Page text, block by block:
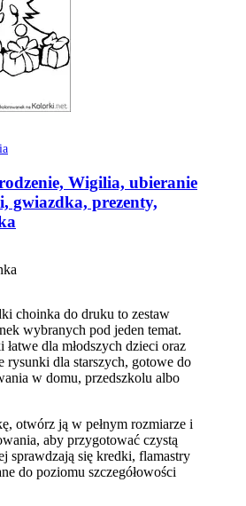
Wigilia, ubieranie
gwiazdka, prezenty,
choinka do druku to zestaw
wybranych pod jeden temat.
dla młodszych dzieci oraz
rysunki dla starszych, gotowe do
w domu, przedszkolu albo
otwórz ją w pełnym rozmiarze i
aby przygotować czystą
sprawdzają się kredki, flamastry
do poziomu szczegółowości